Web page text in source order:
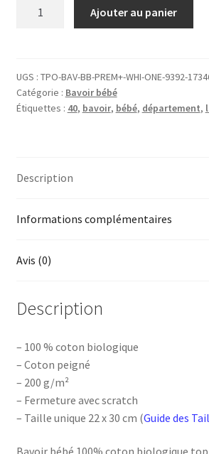
40
Landes
Ajouter au panier
UGS : TPO-BAV-BB-PREM+-WHI-ONE-9392-
Catégorie : Bavoir bébé
Étiquettes : 40, bavoir, bébé, département,
Description
Informations complémentaires
Avis (0)
Description
– 100 % coton biologique
– Coton peigné
– 200 g/m²
– Fermeture avec scratch
– Taille unique 22 x 30 cm (Guide des